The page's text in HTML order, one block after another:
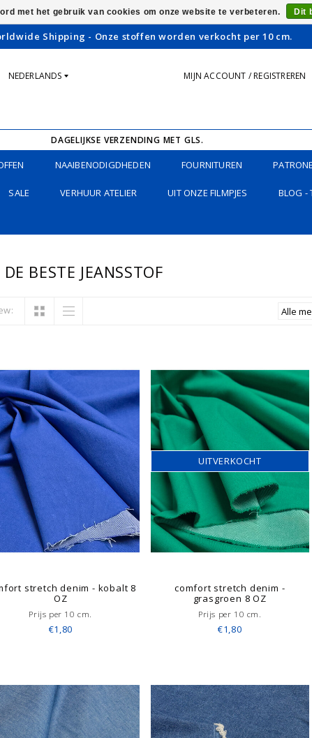
Shipping - Onze stoffen worden verkocht per 10 cm.
NEDERLANDS MIJN ACCOUNT / REGISTREREN
DAGELIJKSE VERZENDING MET GLS.
NAAIBENODIGDHEDEN FOURNITUREN
SALE VERHUUR ATELIER UIT ONZE FILMPJES BLOG -
BESTE JEANSSTOF
stretch denim - kobalt 8
OZ
Prijs per 10 cm.
€1,80
UITVERKOCHT
comfort stretch denim -
grasgroen 8 OZ
Prijs per 10 cm.
€1,80
met het gebruik van cookies om onze website te verbeteren. Dit